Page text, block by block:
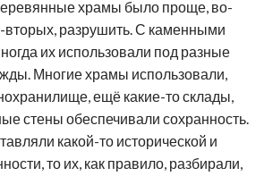
храмы было проще, во-
вторых, разрушить. С каменными
их использовали под разные
Многие храмы использовали,
ещё какие-то склады,
стены обеспечивали сохранность.
какой-то исторической и
то их, как правило, разбирали,